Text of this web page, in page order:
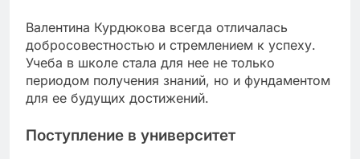
Валентина Курдюкова всегда отличалась
добросовестностью и стремлением к успеху.
Учеба в школе стала для нее не только
периодом получения знаний, но и фундаментом
для ее будущих достижений.
Поступление в университет